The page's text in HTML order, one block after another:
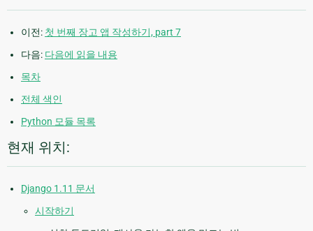
이전: 첫 번째 장고 앱 작성하기, part 7
다음: 다음에 읽을 내용
목차
전체 색인
Python 모듈 목록
현재 위치:
Django 1.11 문서
시작하기